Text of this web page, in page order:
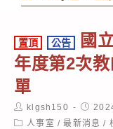
置頂 公告
國
年度第2次
單
Post
author:
klgsh150
Post
Post人事室 / 最新消息 /